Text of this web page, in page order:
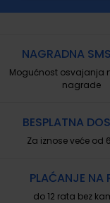
NAGRADNA
Mogućnost osvajanja
nagrade
BESPLATNA
Za iznose veće od
PLAĆANJE NA
do 12 rata bez